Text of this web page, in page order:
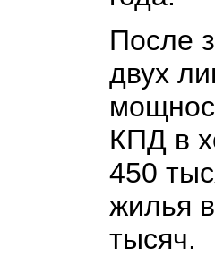
После
двух
КПД в
450
жилья
тысяч.